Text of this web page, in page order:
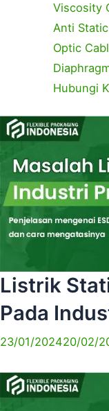
Viscosity
Anti Static
Optic
Hubungi
Listrik
Pada
23/01/202420/02/
a
t
g
o
r
i
e